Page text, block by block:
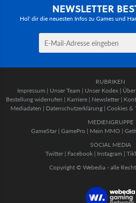
NEWSLETTER
Hol' dir die neuesten Infos zu Games und
RUBRIKEN
Impressum | Unser Team | Unser Kodex |
Bestellung widerrufen | Karriere | Newsletter |
Mediadaten | Datenschutzerklärung | Cookies &
MEDIENGRUPPE
GameStar| GamePro | Mein MMO |
SOCIAL MEDIA
Twitter | Facebook | Instagram |
Copyright © Webedia - alle